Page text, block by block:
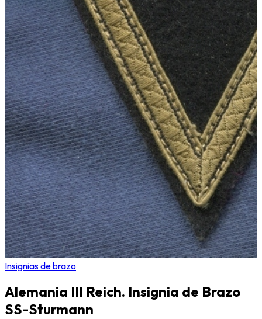
Insignias de brazo
Alemania III Reich. Insignia de Brazo
SS-Sturmann